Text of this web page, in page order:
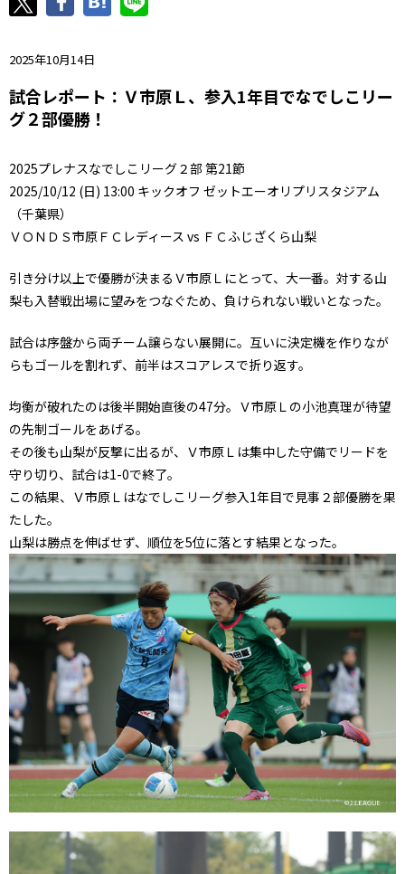
2025年10月14日
試合レポート：Ｖ市原Ｌ、参入1年目でなでしこリー
グ２部優勝！
2025プレナスなでしこリーグ２部 第21節
2025/10/12 (日) 13:00 キックオフ ゼットエーオリプリスタジアム
（千葉県）
ＶＯＮＤＳ市原ＦＣレディース vs ＦＣふじざくら山梨
引き分け以上で優勝が決まるＶ市原Ｌにとって、大一番。対する山
梨も入替戦出場に望みをつなぐため、負けられない戦いとなった。
試合は序盤から両チーム譲らない展開に。互いに決定機を作りなが
らもゴールを割れず、前半はスコアレスで折り返す。
均衡が破れたのは後半開始直後の47分。Ｖ市原Ｌの小池真理が待望
の先制ゴールをあげる。
その後も山梨が反撃に出るが、Ｖ市原Ｌは集中した守備でリードを
守り切り、試合は1-0で終了。
この結果、Ｖ市原Ｌはなでしこリーグ参入1年目で見事２部優勝を果
たした。
山梨は勝点を伸ばせず、順位を5位に落とす結果となった。